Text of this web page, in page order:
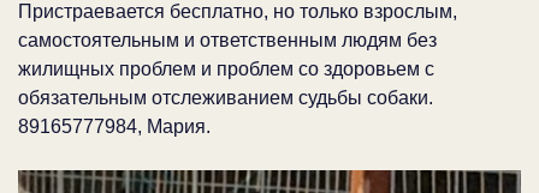
Пристраевается бесплатно, но только взрослым,
самостоятельным и ответственным людям без
жилищных проблем и проблем со здоровьем с
обязательным отслеживанием судьбы собаки.
89165777984, Мария.